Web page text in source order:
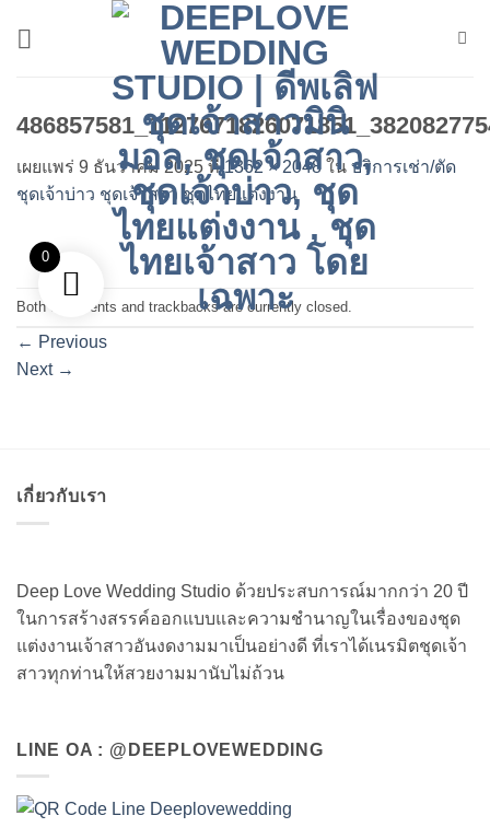
เผยแพร่ 9 ธันวาคม 2025ที่1362 × 2048 ใน บริการเช่า/ตัด
ชุดเจ้าบ่าว ชุดเจ้าสาว ชุดไทยแต่งงาน
Both comments and trackbacks are currently closed.
← Previous
Next →
เกี่ยวกับเรา
Deep Love Wedding Studio ด้วยประสบการณ์มากกว่า 20 ปี
ในการสร้างสรรค์ออกแบบและความชำนาญในเรื่องของชุด
แต่งงานเจ้าสาวอันงดงามมาเป็นอย่างดี ที่เราได้เนรมิตชุดเจ้า
สาวทุกท่านให้สวยงามมานับไม่ถ้วน
LINE OA : @DEEPLOVEWEDDING
0